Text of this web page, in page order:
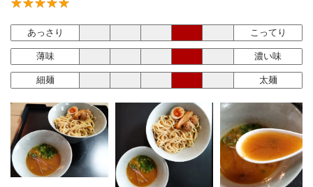
あっさり こってり
薄味 濃い味
細麺 太麺